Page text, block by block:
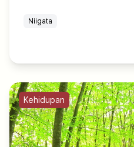
Niigata
Kehidupan